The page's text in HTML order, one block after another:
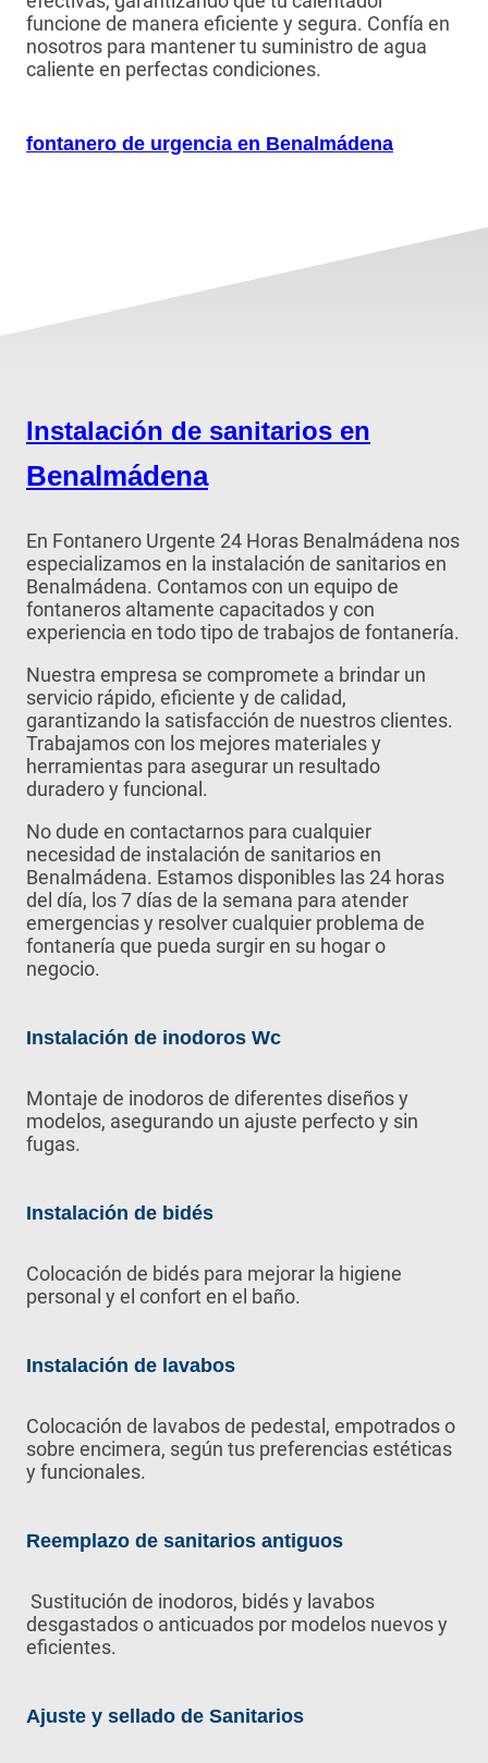
funcione de manera eficiente y segura. Confía en
nosotros para mantener tu suministro de agua
caliente en perfectas condiciones.
fontanero de urgencia en Benalmádena
Instalación de sanitarios en
Benalmádena
En Fontanero Urgente 24 Horas Benalmádena nos
especializamos en la instalación de sanitarios en
Benalmádena. Contamos con un equipo de
fontaneros altamente capacitados y con
experiencia en todo tipo de trabajos de fontanería.
Nuestra empresa se compromete a brindar un
servicio rápido, eficiente y de calidad,
garantizando la satisfacción de nuestros clientes.
Trabajamos con los mejores materiales y
herramientas para asegurar un resultado
duradero y funcional.
No dude en contactarnos para cualquier
necesidad de instalación de sanitarios en
Benalmádena. Estamos disponibles las 24 horas
del día, los 7 días de la semana para atender
emergencias y resolver cualquier problema de
fontanería que pueda surgir en su hogar o
negocio.
Instalación de inodoros Wc
Montaje de inodoros de diferentes diseños y
modelos, asegurando un ajuste perfecto y sin
fugas.
Instalación de bidés
Colocación de bidés para mejorar la higiene
personal y el confort en el baño.
Instalación de lavabos
Colocación de lavabos de pedestal, empotrados o
sobre encimera, según tus preferencias estéticas
y funcionales.
Reemplazo de sanitarios antiguos
Sustitución de inodoros, bidés y lavabos
desgastados o anticuados por modelos nuevos y
eficientes.
Ajuste y sellado de Sanitarios